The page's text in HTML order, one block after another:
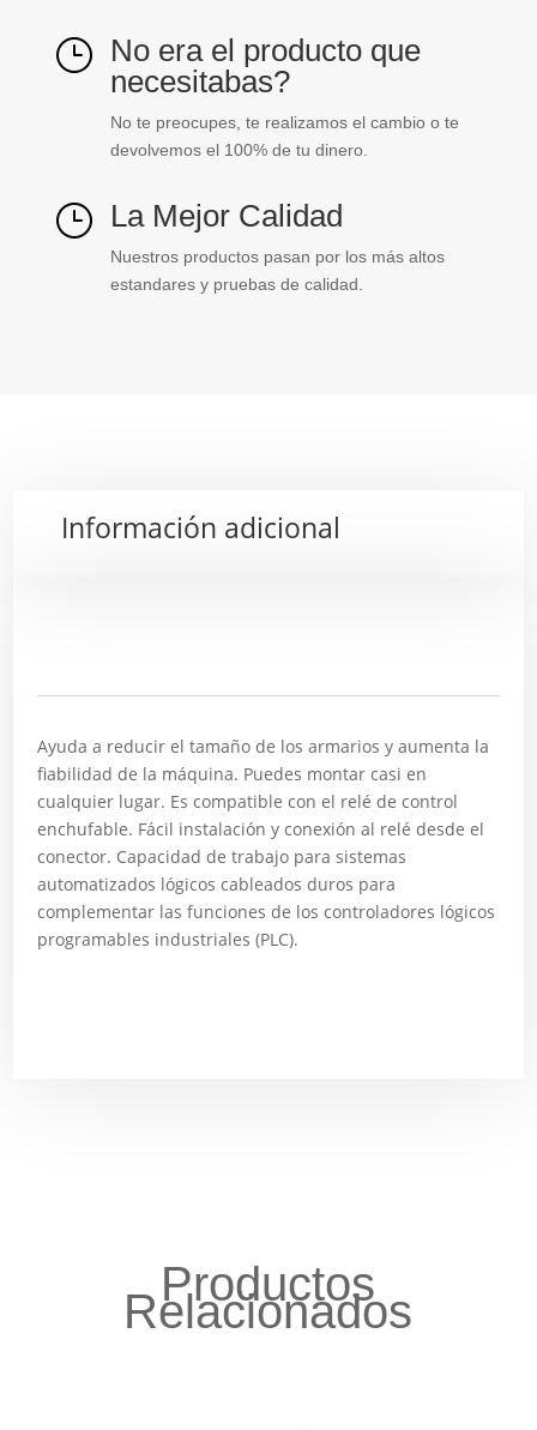
} No era el producto que
necesitabas?
No te preocupes, te realizamos el cambio o te
devolvemos el 100% de tu dinero.
} La Mejor Calidad
Nuestros productos pasan por los más altos
estandares y pruebas de calidad.
Información adicional
Ayuda a reducir el tamaño de los armarios y aumenta la
fiabilidad de la máquina. Puedes montar casi en
cualquier lugar. Es compatible con el relé de control
enchufable. Fácil instalación y conexión al relé desde el
conector. Capacidad de trabajo para sistemas
automatizados lógicos cableados duros para
complementar las funciones de los controladores lógicos
programables industriales (PLC).
Productos
Relacionados